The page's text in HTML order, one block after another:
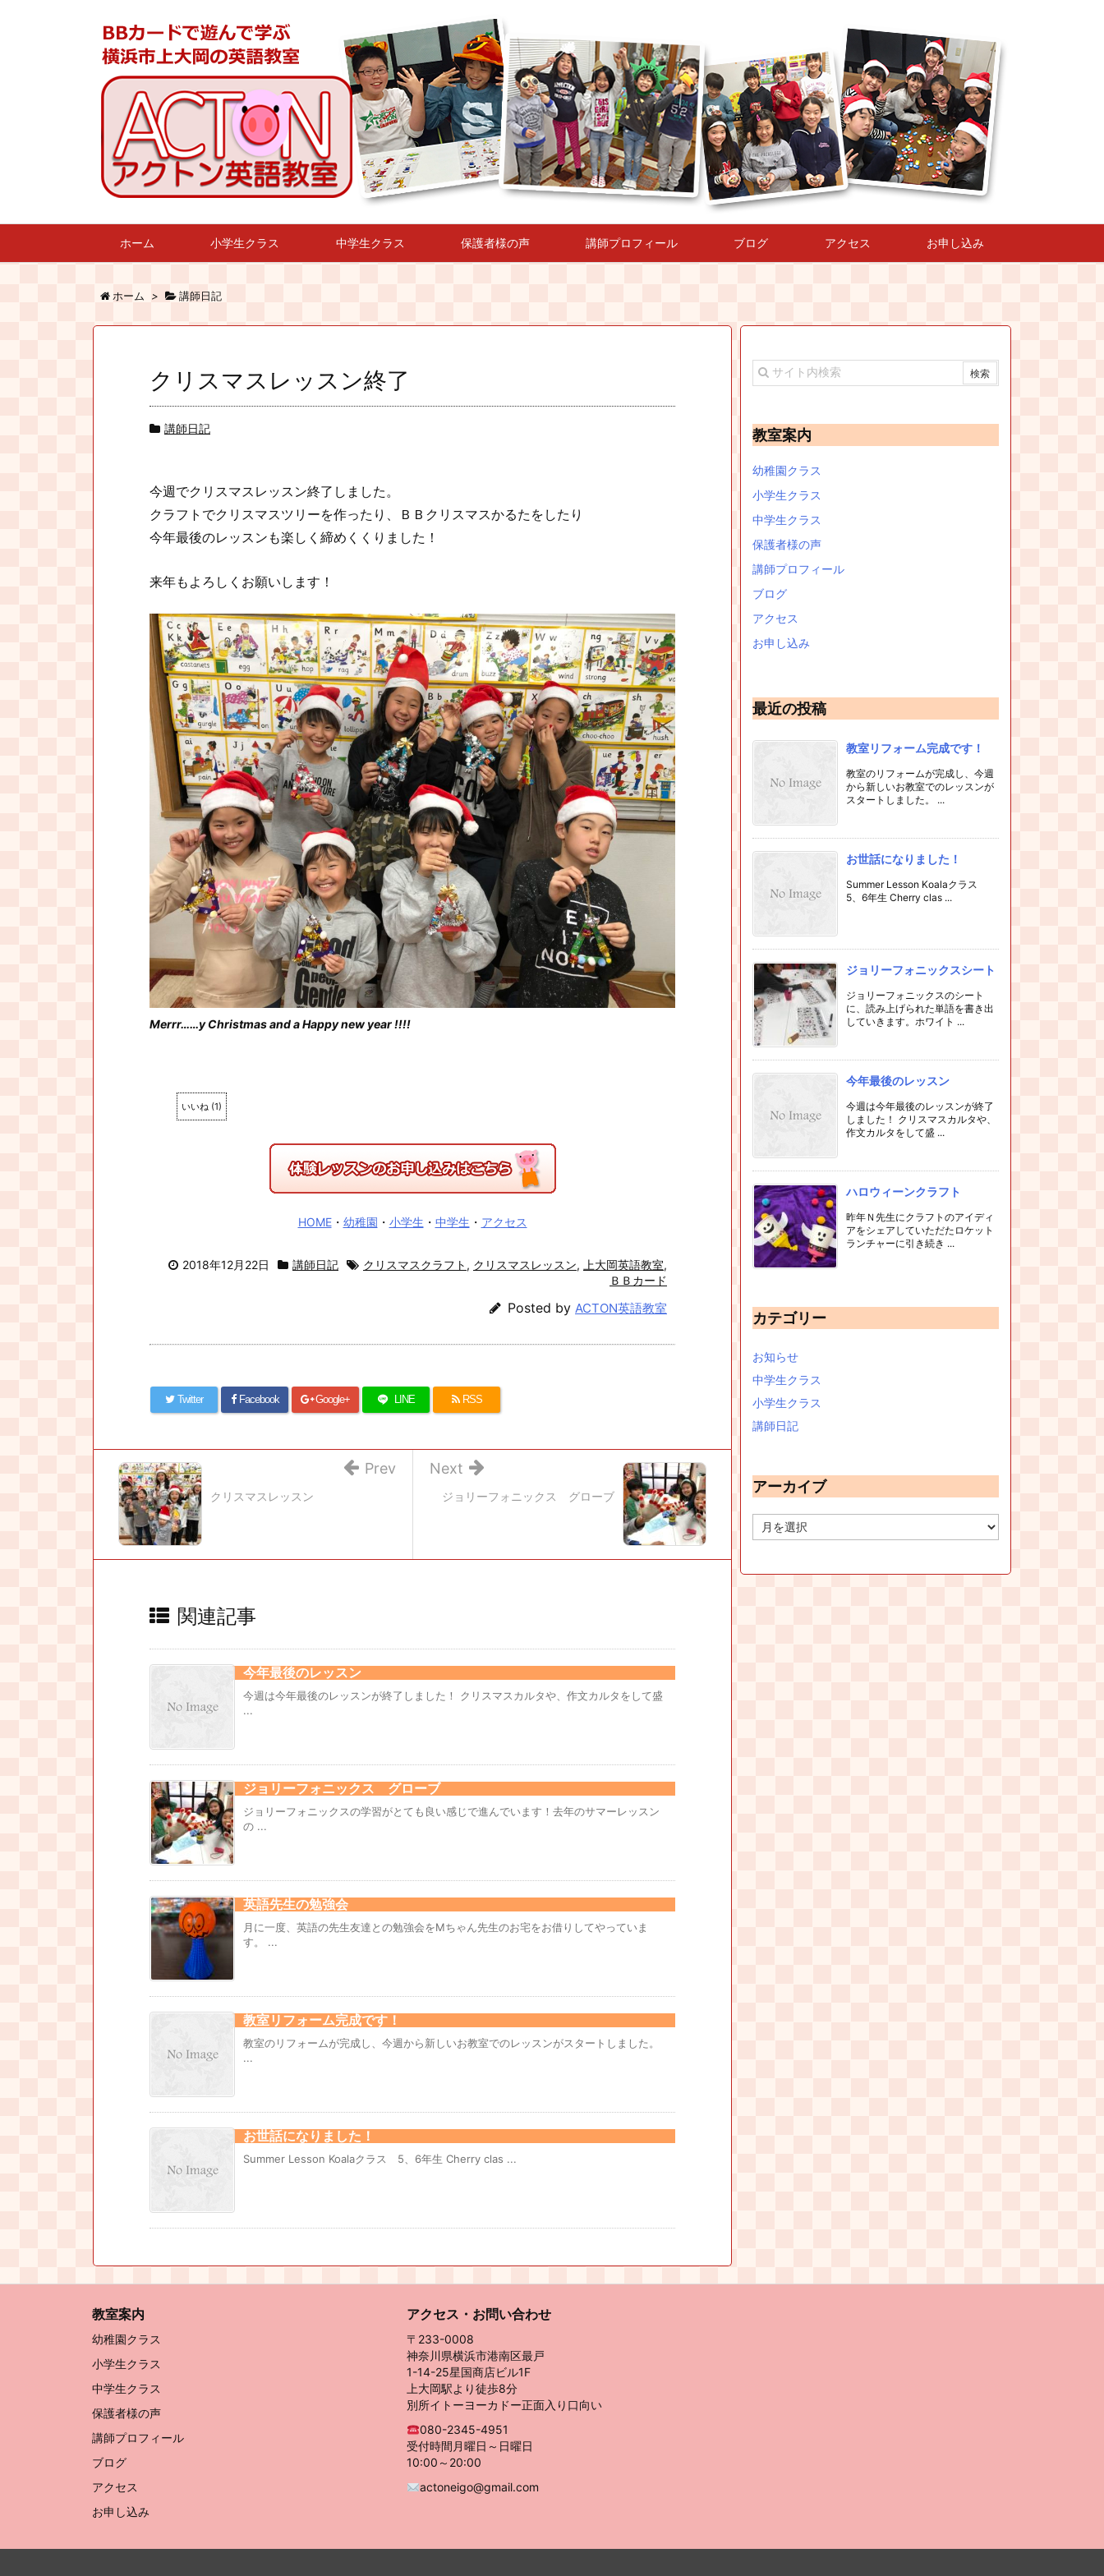
ホーム 小学生クラス 中学生クラス 保護者様の声 講師プロフィール ブログ アクセス お申し込み
ホーム > 講師日記
クリスマスレッスン終了
講師日記
今週でクリスマスレッスン終了しました。
クラフトでクリスマスツリーを作ったり、ＢＢクリスマスかるたをしたり
今年最後のレッスンも楽しく締めくくりました！
来年もよろしくお願いします！
Merrr……y Christmas and a Happy new year !!!!
いいね (1)
HOME・ 幼稚園 ・ 小学生 ・ 中学生 ・ アクセス
2018年12月22日 講師日記 クリスマスクラフト , クリスマスレッスン, 上大岡英語教室,
ＢＢカード
Posted by ACTON英語教室
Twitter Facebook Google+ LINE RSS
ジョリーフォニックス グローブ
Next
クリスマスレッスン
Prev
関連記事
今年最後のレッスン
今週は今年最後のレッスンが終了しました！ クリスマスカルタや、作文カルタをして盛
...
ジョリーフォニックス グローブ
ジョリーフォニックスの学習がとても良い感じで進んでいます！去年のサマーレッスン
の ...
英語先生の勉強会
月に一度、英語の先生友達との勉強会をMちゃん先生のお宅をお借りしてやっていま
す。 ...
教室リフォーム完成です！
教室のリフォームが完成し、今週から新しいお教室でのレッスンがスタートしました。
...
お世話になりました！
Summer Lesson Koalaクラス 5、6年生 Cherry clas ...
教室案内
幼稚園クラス
小学生クラス
中学生クラス
保護者様の声
講師プロフィール
ブログ
アクセス
お申し込み
最近の投稿
教室リフォーム完成です！
教室のリフォームが完成し、今週
から新しいお教室でのレッスンが
スタートしました。 ...
お世話になりました！
Summer Lesson Koalaクラス
5、6年生 Cherry clas ...
ジョリーフォニックスシート
ジョリーフォニックスのシート
に、読み上げられた単語を書き出
していきます。ホワイト ...
今年最後のレッスン
今週は今年最後のレッスンが終了
しました！ クリスマスカルタや、
作文カルタをして盛 ...
ハロウィーンクラフト
昨年Ｎ先生にクラフトのアイディ
アをシェアしていただたロケット
ランチャーに引き続き ...
カテゴリー
お知らせ
中学生クラス
小学生クラス
講師日記
アーカイブ
ー
教室案内
幼稚園クラス
小学生クラス
中学生クラス
保護者様の声
講師プロフィール
ブログ
アクセス
お申し込み
アクセス・お問い合わせ
〒233-0008
神奈川県横浜市港南区最戸
1-14-25星国商店ビル1F
上大岡駅より徒歩8分
別所イトーヨーカドー正面入り口向い
080-2345-4951
受付時間月曜日～日曜日
10:00～20:00
actoneigo@gmail.com